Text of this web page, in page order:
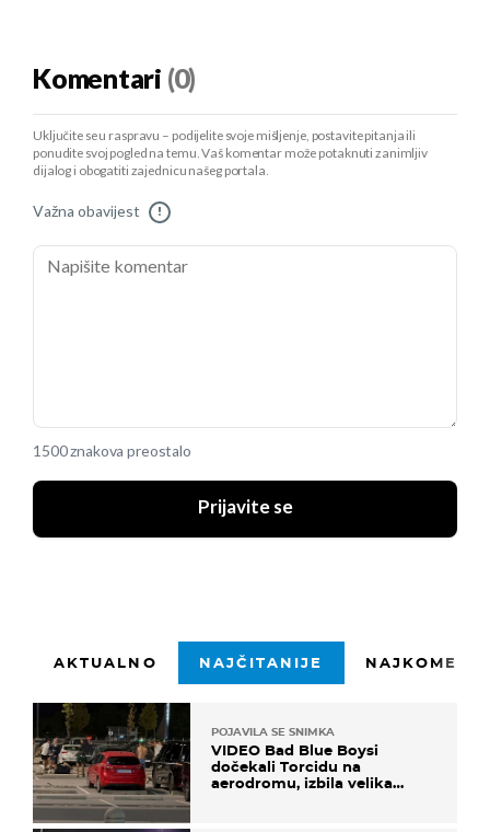
Komentari (0)
Uključite se u raspravu – podijelite svoje mišljenje, postavite pitanja ili
ponudite svoj pogled na temu. Vaš komentar može potaknuti zanimljiv
dijalog i obogatiti zajednicu našeg portala.
Važna obavijest !
1500 znakova preostalo
Prijavite se
AKTUALNO NAJČITANIJE
POJAVILA SE SNIMKA
VIDEO Bad Blue Boysi
dočekali Torcidu na
aerodromu, izbila velika